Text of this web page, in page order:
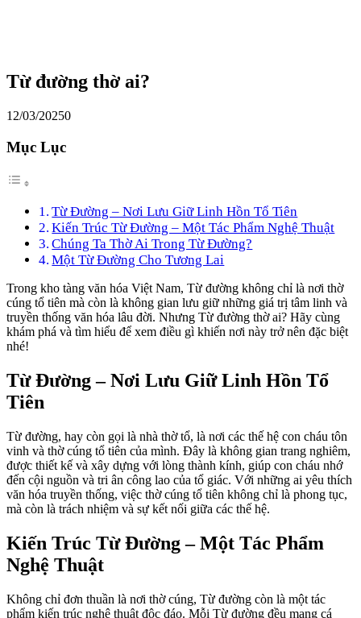
Từ đường thờ ai?
12/03/20250
Mục Lục
Từ Đường – Nơi Lưu Giữ Linh Hồn Tổ Tiên
Kiến Trúc Từ Đường – Một Tác Phẩm Nghệ Thuật
Chúng Ta Thờ Ai Trong Từ Đường?
Một Từ Đường Cho Tương Lai
Trong kho tàng văn hóa Việt Nam, Từ đường không chỉ là nơi thờ
cúng tổ tiên mà còn là không gian lưu giữ những giá trị tâm linh và
truyền thống văn hóa lâu đời. Nhưng Từ đường thờ ai? Hãy cùng
khám phá và tìm hiểu để xem điều gì khiến nơi này trở nên đặc biệt
nhé!
Từ Đường – Nơi Lưu Giữ Linh Hồn Tổ
Tiên
Từ đường, hay còn gọi là nhà thờ tổ, là nơi các thế hệ con cháu tôn
vinh và thờ cúng tổ tiên của mình. Đây là không gian trang nghiêm,
được thiết kế và xây dựng với lòng thành kính, giúp con cháu nhớ
đến cội nguồn và tri ân công lao của tổ giác. Với những ai yêu thích
văn hóa truyền thống, việc thờ cúng tổ tiên không chỉ là phong tục,
mà còn là trách nhiệm và sự kết nối giữa các thế hệ.
Kiến Trúc Từ Đường – Một Tác Phẩm
Nghệ Thuật
Không chỉ đơn thuần là nơi thờ cúng, Từ đường còn là một tác
phẩm kiến trúc nghệ thuật độc đáo. Mỗi Từ đường đều mang cá